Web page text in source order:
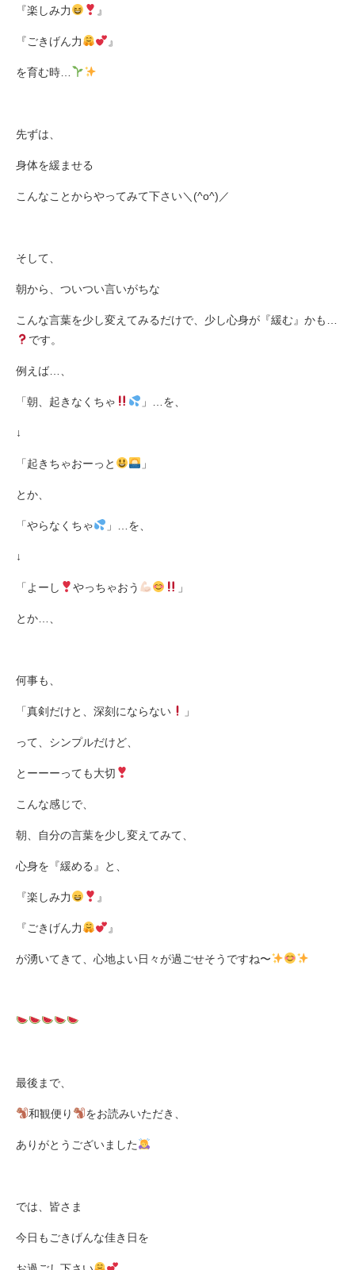
『楽しみ力 』
『ごきげん力 』
を育む時
先ずは、
身体を緩ませる
こんなことからやってみて下さい＼ (^o^) ／
そして、
朝から、ついつい言いがちな
こんな言葉を少し変えてみるだけで、少し心身が『緩む』かも
です。
例えば
「朝、起きなくちゃ 」 を、
↓
「起きちゃおーっと 」
とか、
「やらなくちゃ 」 を、
↓
「よーし やっちゃおう 」
とか
何事も、
「真剣だけと、深刻にならない 」
って、シンプルだけど、
とーーーっても大切
こんな感じで、
朝、自分の言葉を少し変えてみて、
心身を『緩める』と、
『楽しみ力 』
『ごきげん力 』
が湧いてきて、心地よい日々が過ごせそうですね〜
最後まで、
和観便り をお読みいただき、
ありがとうございました
では、皆さま
今日もごきげんな佳き日を